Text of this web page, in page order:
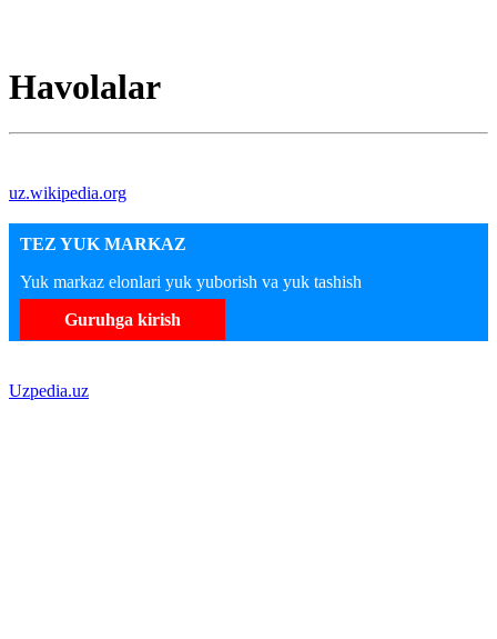
Havolalar
uz.wikipedia.org
TEZ YUK MARKAZ
Yuk markaz elonlari yuk yuborish va yuk tashish
Guruhga kirish
Uzpedia.uz